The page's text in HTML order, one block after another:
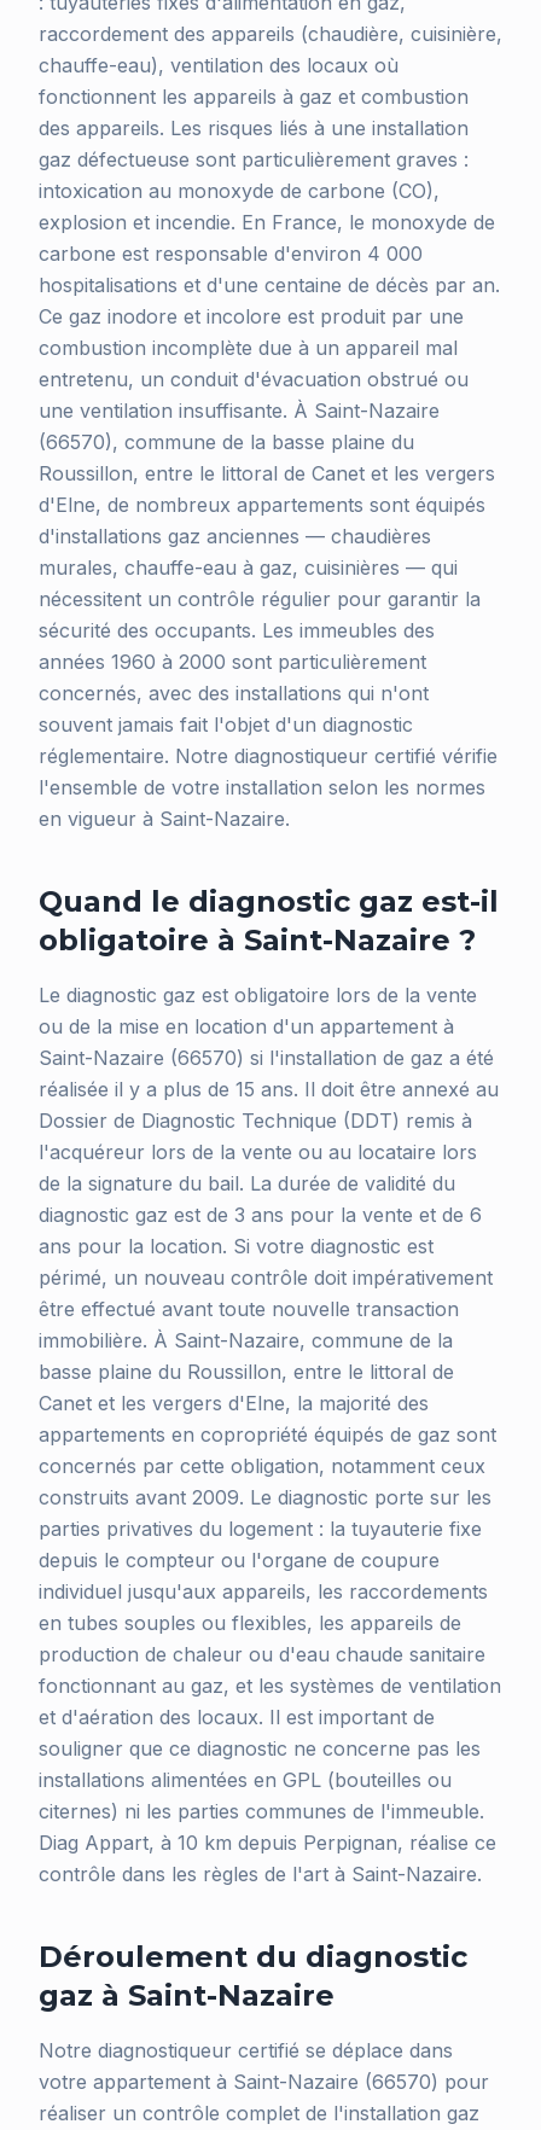
raccordement des appareils (chaudière, cuisinière,
chauffe-eau), ventilation des locaux où
fonctionnent les appareils à gaz et combustion
des appareils. Les risques liés à une installation
gaz défectueuse sont particulièrement graves :
intoxication au monoxyde de carbone (CO),
explosion et incendie. En France, le monoxyde de
carbone est responsable d'environ 4 000
hospitalisations et d'une centaine de décès par an.
Ce gaz inodore et incolore est produit par une
combustion incomplète due à un appareil mal
entretenu, un conduit d'évacuation obstrué ou
une ventilation insuffisante. À Saint-Nazaire
(66570), commune de la basse plaine du
Roussillon, entre le littoral de Canet et les vergers
d'Elne, de nombreux appartements sont équipés
d'installations gaz anciennes — chaudières
murales, chauffe-eau à gaz, cuisinières — qui
nécessitent un contrôle régulier pour garantir la
sécurité des occupants. Les immeubles des
années 1960 à 2000 sont particulièrement
concernés, avec des installations qui n'ont
souvent jamais fait l'objet d'un diagnostic
réglementaire. Notre diagnostiqueur certifié vérifie
l'ensemble de votre installation selon les normes
en vigueur à Saint-Nazaire.
Quand le diagnostic gaz est-il
obligatoire à Saint-Nazaire ?
Le diagnostic gaz est obligatoire lors de la vente
ou de la mise en location d'un appartement à
Saint-Nazaire (66570) si l'installation de gaz a été
réalisée il y a plus de 15 ans. Il doit être annexé au
Dossier de Diagnostic Technique (DDT) remis à
l'acquéreur lors de la vente ou au locataire lors
de la signature du bail. La durée de validité du
diagnostic gaz est de 3 ans pour la vente et de 6
ans pour la location. Si votre diagnostic est
périmé, un nouveau contrôle doit impérativement
être effectué avant toute nouvelle transaction
immobilière. À Saint-Nazaire, commune de la
basse plaine du Roussillon, entre le littoral de
Canet et les vergers d'Elne, la majorité des
appartements en copropriété équipés de gaz sont
concernés par cette obligation, notamment ceux
construits avant 2009. Le diagnostic porte sur les
parties privatives du logement : la tuyauterie fixe
depuis le compteur ou l'organe de coupure
individuel jusqu'aux appareils, les raccordements
en tubes souples ou flexibles, les appareils de
production de chaleur ou d'eau chaude sanitaire
fonctionnant au gaz, et les systèmes de ventilation
et d'aération des locaux. Il est important de
souligner que ce diagnostic ne concerne pas les
installations alimentées en GPL (bouteilles ou
citernes) ni les parties communes de l'immeuble.
Diag Appart, à 10 km depuis Perpignan, réalise ce
contrôle dans les règles de l'art à Saint-Nazaire.
Déroulement du diagnostic
gaz à Saint-Nazaire
Notre diagnostiqueur certifié se déplace dans
votre appartement à Saint-Nazaire (66570) pour
réaliser un contrôle complet de l'installation gaz